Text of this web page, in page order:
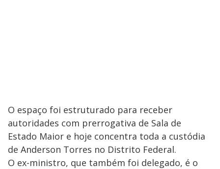
O espaço foi estruturado para receber
autoridades com prerrogativa de Sala de
Estado Maior e hoje concentra toda a custódia
de Anderson Torres no Distrito Federal.
O ex-ministro, que também foi delegado, é o